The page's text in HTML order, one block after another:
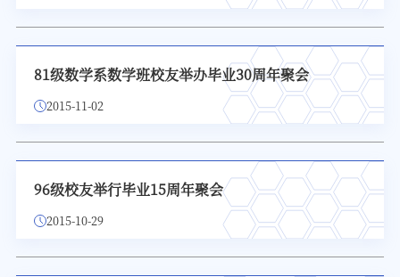
81级数学系数学班校友举办毕业30周年聚会
2015-11-02
96级校友举行毕业15周年聚会
2015-10-29